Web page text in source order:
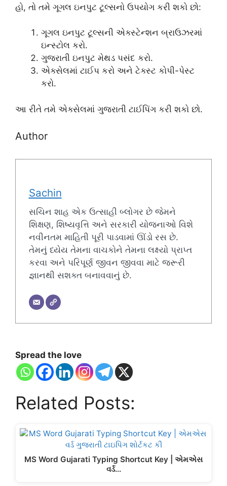
હો, તો તમે ગૂગલ ઇનપુટ ટૂલ્સનો ઉપયોગ કરી શકો છો:
ગૂગલ ઇનપુટ ટૂલ્સની એક્સ્ટેન્શન બ્રાઉઝરમાં
ઇન્સ્ટોલ કરો.
ગુજરાતી ઇનપુટ મેથડ પસંદ કરો.
એક્સેલમાં ટાઈપ કરો અને ટેક્સ્ટ કોપી-પેસ્ટ
કરો.
આ રીતે તમે એક્સેલમાં ગુજરાતી ટાઈપિંગ કરી શકો છો.
Author
Sachin
સચિન શાહ એક ઉત્સાહી બ્લોગર છે જેમને
શિક્ષણ, શિષ્યવૃત્તિ અને સરકારી યોજનાઓ વિશે
નવીનતમ માહિતી પૂરી પાડવામાં ઊંડો રસ છે.
તેમનું ધ્યેય તેમના વાચકોને તેમના લક્ષ્યો પ્રાપ્ત
કરવા અને પરિપૂર્ણ જીવન જીવવા માટે જરૂરી
જ્ઞાનથી સશક્ત બનાવવાનું છે.
Spread the love
Related Posts:
MS Word Gujarati Typing Shortcut Key | એમએસ
વર્ડ…